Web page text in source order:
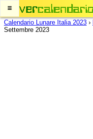
≡
Calendario Lunare Italia 2023 ›
Settembre 2023